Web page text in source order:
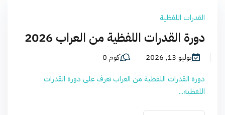
القدرات اللفظية
دورة القدرات اللفظية من العراب 2026
يوليو 13, 2026
كوم 0
دورة القدرات اللفظية من العراب تعرف على دورة القدرات
اللفظية...